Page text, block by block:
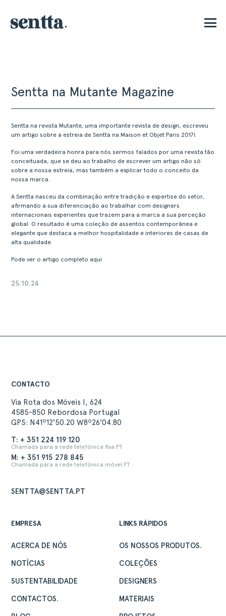
DESIGNERS
PROJETOS
DOWNLOADS
Sentta na Mutante Magazine
Sentta na revista Mutante, uma importante revista de design, escreveu
um artigo sobre a estreia de Sentta na Maison et Objet Paris 2017!
Foi uma verdadeira honra para nós sermos falados por uma revista tão
conceituada, que se deu ao trabalho de escrever um artigo não só
sobre a nossa estreia, mas também a explicar todo o conceito da
nossa marca.
A Sentta nasceu da combinação entre tradição e expertise do setor,
afirmando a sua diferenciação ao trabalhar com designers
internacionais experientes que trazem para a marca a sua perceção
global. O resultado é uma coleção de assentos contemporânea e
elegante que destaca a melhor hospitalidade e interiores de casas de
alta qualidade.
Pode ver o artigo completo aqui
25.10.24
CONTACTO
Via Rota dos Móveis I, 624
4585-850 Rebordosa Portugal
GPS: N41º12'50.20 W8º26'04.80
T: + 351 224 119 120
Chamada para a rede telefónica fixa PT
M: + 351 915 278 845
Chamada para a rede telefónica móvel PT
SENTTA@SENTTA.PT
EMPRESA
ACERCA DE NÓS
NOTÍCIAS
SUSTENTABILIDADE
CONTACTOS.
LINKS RÁPIDOS
OS NOSSOS PRODUTOS.
COLEÇÕES
DESIGNERS
MATERIAIS